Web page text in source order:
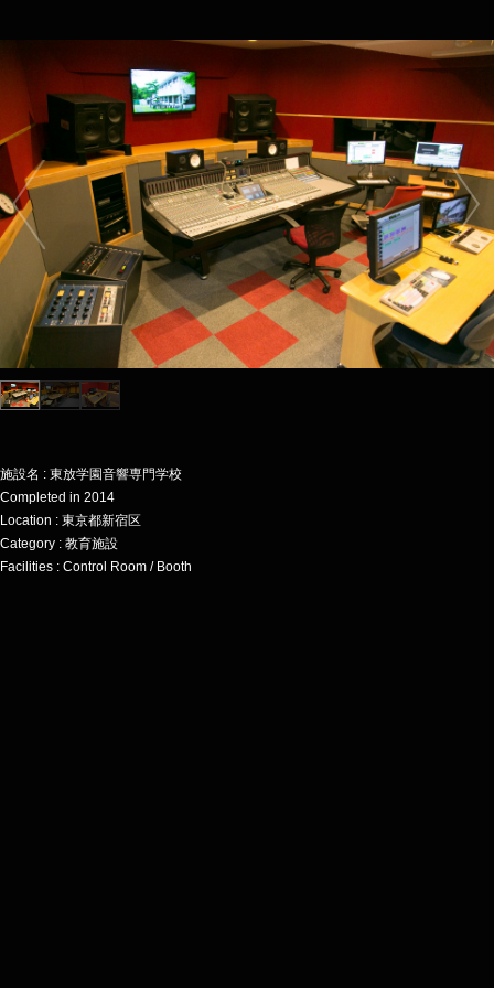
施設名 : 東放学園音響専門学校
Completed in 2014
Location : 東京都新宿区
Category : 教育施設
Facilities : Control Room / Booth